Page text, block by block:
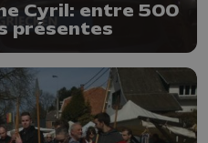
Cyril: entre 500
présentes